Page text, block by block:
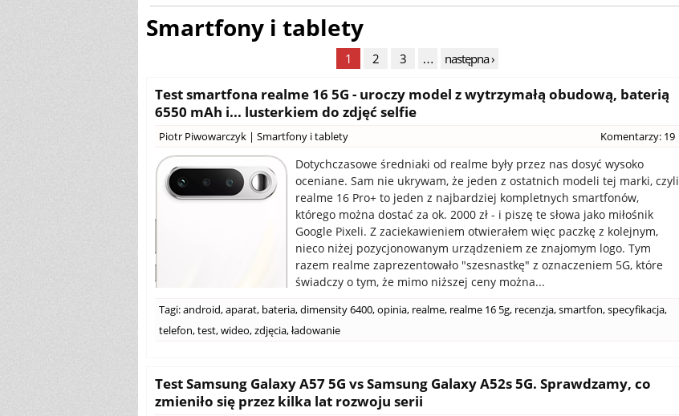
Smartfony i tablety
1 2 3 … następna ›
Test smartfona realme 16 5G - uroczy model z wytrzymałą obudową, baterią
6550 mAh i... lusterkiem do zdjęć selfie
Piotr Piwowarczyk | Smartfony i tablety Komentarzy: 19
Dotychczasowe średniaki od realme były przez nas dosyć wysoko
oceniane. Sam nie ukrywam, że jeden z ostatnich modeli tej marki, czyli
realme 16 Pro+ to jeden z najbardziej kompletnych smartfonów,
którego można dostać za ok. 2000 zł - i piszę te słowa jako miłośnik
Google Pixeli. Z zaciekawieniem otwierałem więc paczkę z kolejnym,
nieco niżej pozycjonowanym urządzeniem ze znajomym logo. Tym
razem realme zaprezentowało "szesnastkę" z oznaczeniem 5G, które
świadczy o tym, że mimo niższej ceny można...
Tagi:android,aparat, bateria,dimensity 6400,opinia, realme, realme 16 5g, recenzja,smartfon,specyfikacja,
telefon,test,wideo,zdjęcia,ładowanie
Test Samsung Galaxy A57 5G vs Samsung Galaxy A52s 5G. Sprawdzamy, co
zmieniło się przez kilka lat rozwoju serii